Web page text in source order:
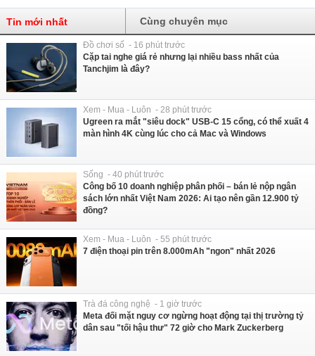
Tin mới nhất Cùng chuyên mục
Đồ chơi số - 16 phút trước
Cặp tai nghe giá rẻ nhưng lại nhiều bass nhất của
Tanchjim là đây?
Xem - Mua - Luôn - 28 phút trước
Ugreen ra mắt "siêu dock" USB-C 15 cổng, có thể xuất 4
màn hình 4K cùng lúc cho cả Mac và Windows
Sống - 40 phút trước
Công bố 10 doanh nghiệp phân phối – bán lẻ nộp ngân
sách lớn nhất Việt Nam 2026: Ai tạo nên gần 12.900 tỷ
đồng?
Xem - Mua - Luôn - 55 phút trước
7 điện thoại pin trên 8.000mAh "ngon" nhất 2026
Trà đá công nghệ - 1 giờ trước
Meta đối mặt nguy cơ ngừng hoạt động tại thị trường tỷ
dân sau "tối hậu thư" 72 giờ cho Mark Zuckerberg